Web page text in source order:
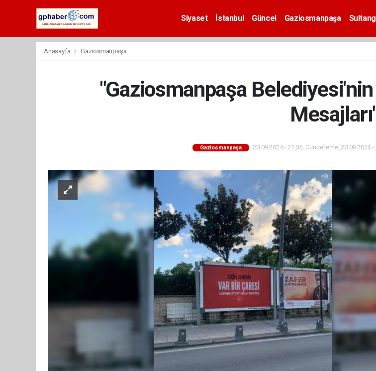
Siyaset İstanbul Güncel Gaziosmanpaşa
Anasayfa Gaziosmanpaşa
"Gaziosmanpaşa
Gaziosmanpaşa 20.09.2024 - 21:05, Güncelleme: 20.09.2024 -